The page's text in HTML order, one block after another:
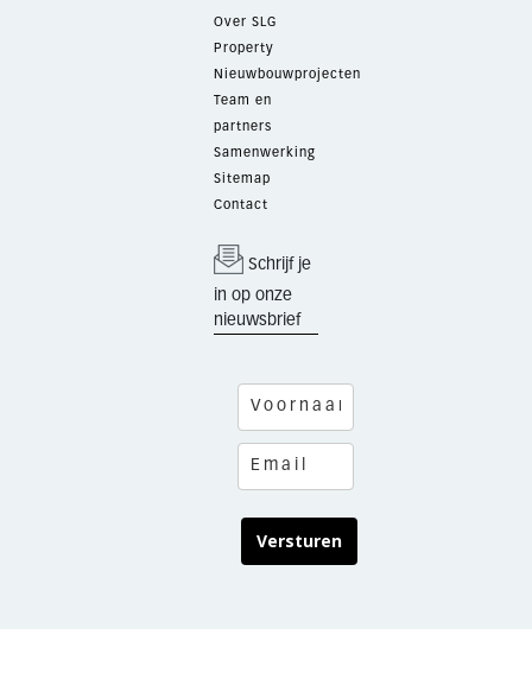
Over SLG
Property
Nieuwbouwprojecten
Team en
partners
Samenwerking
Sitemap
Contact
Schrijf je
in op onze
nieuwsbrief
Versturen